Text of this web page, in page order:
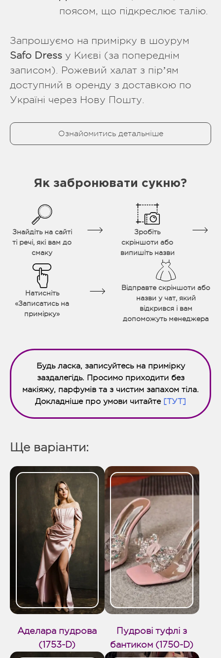
поясом, що підкреслює талію.
Запрошуємо на примірку в шоурум
Safo Dress у Києві (за попереднім
записом). Рожевий халат з пірʼям
доступний в оренду з доставкою по
Україні через Нову Пошту.
Ознайомитись детальніше
Як забронювати сукню?
Знайдіть на сайті
ті речі, які вам до
смаку
Зробіть
скріншоти або
випишіть назви
Натисніть
«Записатись на
примірку»
Відправте скріншоти або
назви у чат, який
відкрився і вам
допоможуть менеджера
Будь ласка, записуйтесь на примірку
заздалегідь. Просимо приходити без
макіяжу, парфумів та з чистим запахом тіла.
Докладніше про умови читайте [ТУТ]
Ще варіанти:
Аделара пудрова
(1753-D)
Пудрові туфлі з
бантиком (1750-D)